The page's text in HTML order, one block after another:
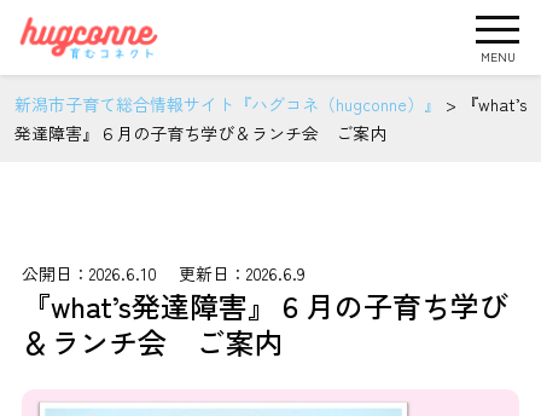
MENU
新潟市子育て総合情報サイト『ハグコネ（hugconne）』 >
『what’s
発達障害』６月の子育ち学び＆ランチ会 ご案内
公開日：2026.6.10 更新日：2026.6.9
『what’s発達障害』６月の子育ち学び
＆ランチ会 ご案内